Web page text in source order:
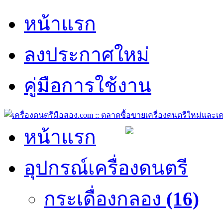
หน้าแรก
ลงประกาศใหม่
คู่มือการใช้งาน
หน้าแรก
อุปกรณ์เครื่องดนตรี
กระเดื่องกลอง (16)